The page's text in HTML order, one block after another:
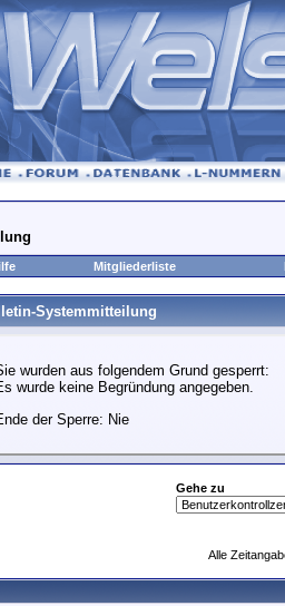
Mitgliederliste
Systemmitteilung
wurden aus folgendem Grund gesperrt:
wurde keine Begründung angegeben.
der Sperre: Nie
Gehe zu
Alle